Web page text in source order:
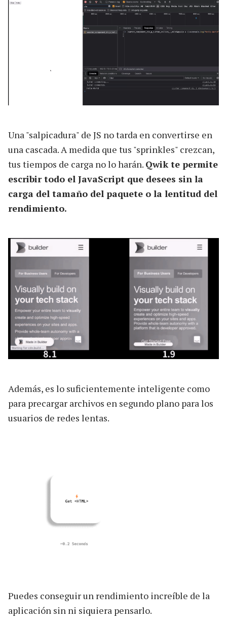
Una "salpicadura" de JS no tarda en convertirse en
una cascada. A medida que tus "sprinkles" crezcan,
tus tiempos de carga no lo harán. Qwik te permite
escribir todo el JavaScript que desees sin la
carga del tamaño del paquete o la lentitud del
rendimiento.
Además, es lo suficientemente inteligente como
para precargar archivos en segundo plano para los
usuarios de redes lentas.
Puedes conseguir un rendimiento increíble de la
aplicación sin ni siquiera pensarlo.